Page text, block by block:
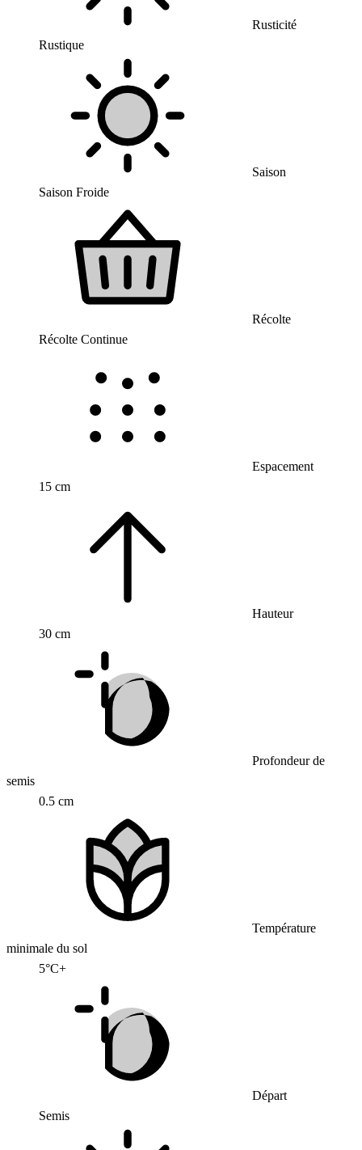
Rusticité
Rustique
Saison
Saison Froide
Récolte
Récolte Continue
Espacement
15 cm
Hauteur
30 cm
Profondeur de
semis
0.5 cm
Température
minimale du sol
5°C+
Départ
Semis